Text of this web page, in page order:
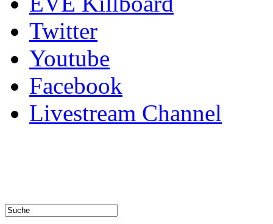
Twitter
Youtube
Facebook
Livestream Channel